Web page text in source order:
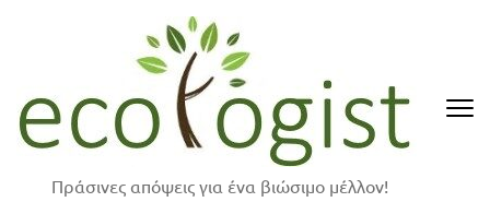
Enter)
Πράσινες απόψεις για ένα βιώσιμο μέλλον!